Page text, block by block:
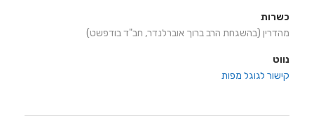
כשרות
מהדרין (בהשגחת הרב ברוך אוברלנדר, חב"ד בודפשט)
נווט
קישור לגוגל מפות